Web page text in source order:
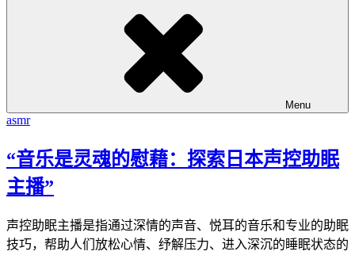
Menu
asmr
“音乐是灵魂的慰藉：探索日本声控助眠
主播”
声控助眠主播是指通过深情的声音、悦耳的音乐和专业的助眠
技巧，帮助人们放松心情、纾解压力、进入深沉的睡眠状态的